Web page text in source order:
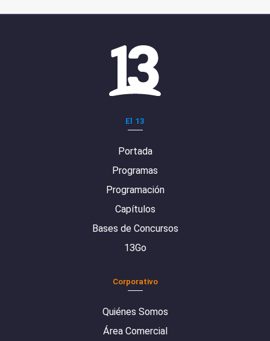
El 13
Portada
Programas
Programación
Capítulos
Bases de Concursos
13Go
Corporativo
Quiénes Somos
Área Comercial